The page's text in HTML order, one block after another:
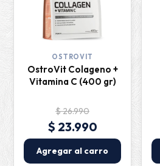
OSTROVIT
OstroVit Colageno +
Vitamina C (400 gr)
$ 26.990
$ 23.990
Agregar al carro